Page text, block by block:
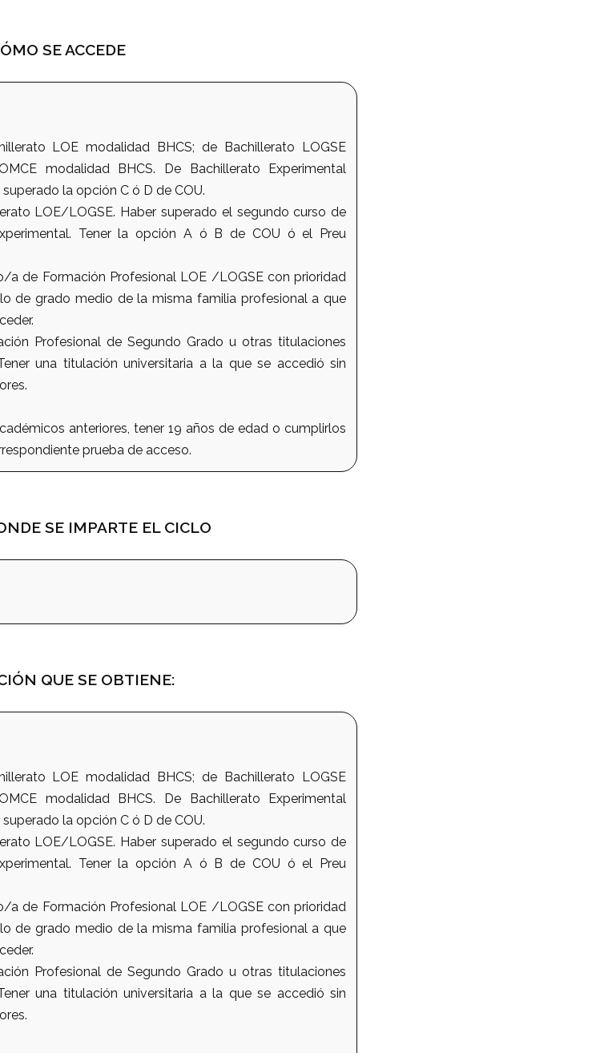
SE ACCEDE
LOE modalidad BHCS; de Bachillerato LOGSE
modalidad BHCS. De Bachillerato Experimental
la opción C ó D de COU.
LOE/LOGSE. Haber superado el segundo curso de
Tener la opción A ó B de COU ó el Preu
a de Formación Profesional LOE /LOGSE con prioridad
de grado medio de la misma familia profesional a que
Profesional de Segundo Grado u otras titulaciones
una titulación universitaria a la que se accedió sin
anteriores, tener 19 años de edad o cumplirlos
prueba de acceso.
SE IMPARTE EL CICLO
QUE SE OBTIENE:
LOE modalidad BHCS; de Bachillerato LOGSE
modalidad BHCS. De Bachillerato Experimental
la opción C ó D de COU.
LOE/LOGSE. Haber superado el segundo curso de
Tener la opción A ó B de COU ó el Preu
a de Formación Profesional LOE /LOGSE con prioridad
de grado medio de la misma familia profesional a que
Profesional de Segundo Grado u otras titulaciones
una titulación universitaria a la que se accedió sin